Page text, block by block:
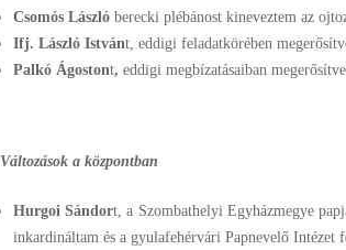
Csomós László berecki plébánost kineveztem az
Ifj. László Istvánt, eddigi feladatkörében
Palkó Ágostont, eddigi megbízatásaiban
Változások a központban
Hurgoi Sándort, a Szombathelyi Egyházmegye
inkardináltam és a gyulafehérvári Papnevelő Intézet